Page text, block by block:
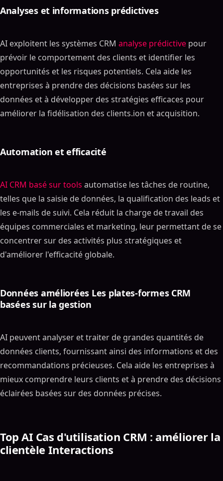
Analyses et informations prédictives
AI exploitent les systèmes CRM analyse prédictive pour
prévoir le comportement des clients et identifier les
opportunités et les risques potentiels. Cela aide les
entreprises à prendre des décisions basées sur les
données et à développer des stratégies efficaces pour
améliorer la fidélisation des clients.ion et acquisition.
Automation et efficacité
AI CRM basé sur tools automatise les tâches de routine,
telles que la saisie de données, la qualification des leads et
les e-mails de suivi. Cela réduit la charge de travail des
équipes commerciales et marketing, leur permettant de se
concentrer sur des activités plus stratégiques et
d'améliorer l'efficacité globale.
Données améliorées Les plates-formes CRM
basées sur la gestion
AI peuvent analyser et traiter de grandes quantités de
données clients, fournissant ainsi des informations et des
recommandations précieuses. Cela aide les entreprises à
mieux comprendre leurs clients et à prendre des décisions
éclairées basées sur des données précises.
Top AI Cas d'utilisation CRM : améliorer la
clientèle Interactions